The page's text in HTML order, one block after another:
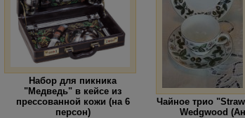
Набор для пикника
"Медведь" в кейсе из
прессованной кожи (на 6
персон)
Чайное трио
Wedgwood